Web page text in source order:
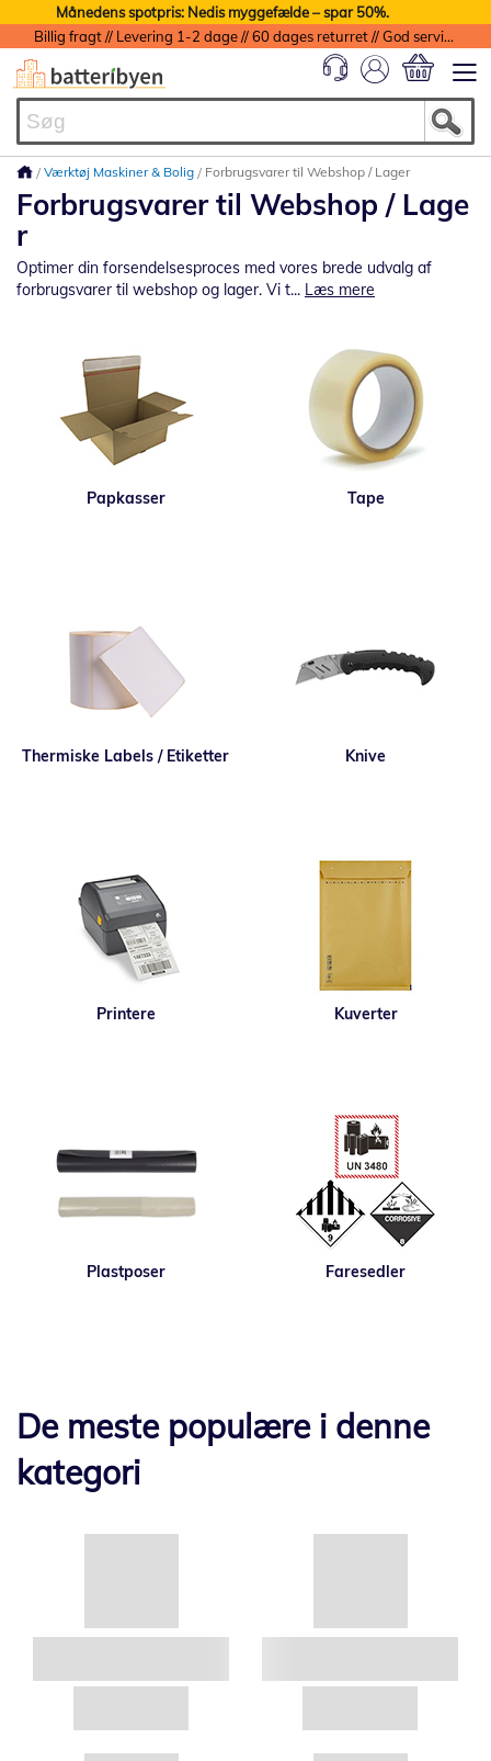
Månedens spotpris: Nedis myggefælde – spar 50%.
Billig fragt // Levering 1-2 dage // 60 dages returret // God service med garanti
Værktøj Maskiner & Bolig Forbrugsvarer til Webshop / Lager
Forbrugsvarer til Webshop / Lage
r
Optimer din forsendelsesproces med vores brede udvalg af
forbrugsvarer til webshop og lager. Vi t... Læs mere
Papkasser Tape
Thermiske Labels / Etiketter Knive
Printere Kuverter
Plastposer Faresedler
De meste populære i denne
kategori